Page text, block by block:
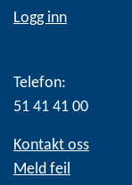
Logg inn
Telefon:
51 41 41 00
Kontakt oss
Meld feil